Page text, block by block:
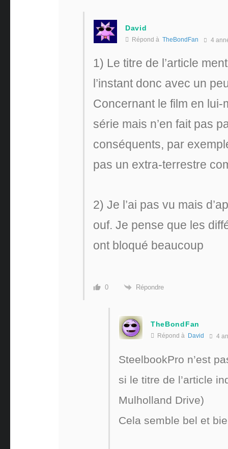
David
Répond à TheBondFan 4
1) Le titre de l’article
l’instant donc avec un
Concernant le film en
série mais n’en fait pas
conséquents, par
pas un extra-terrestre
2) Je l’ai pas vu mais
ouf. Je pense que les
ont bloqué beaucoup
0 Répondre
TheBondFan
Répond à David 4
SteelbookPro n’est
si le titre de l’article
Mulholland Drive)
Cela semble bel et